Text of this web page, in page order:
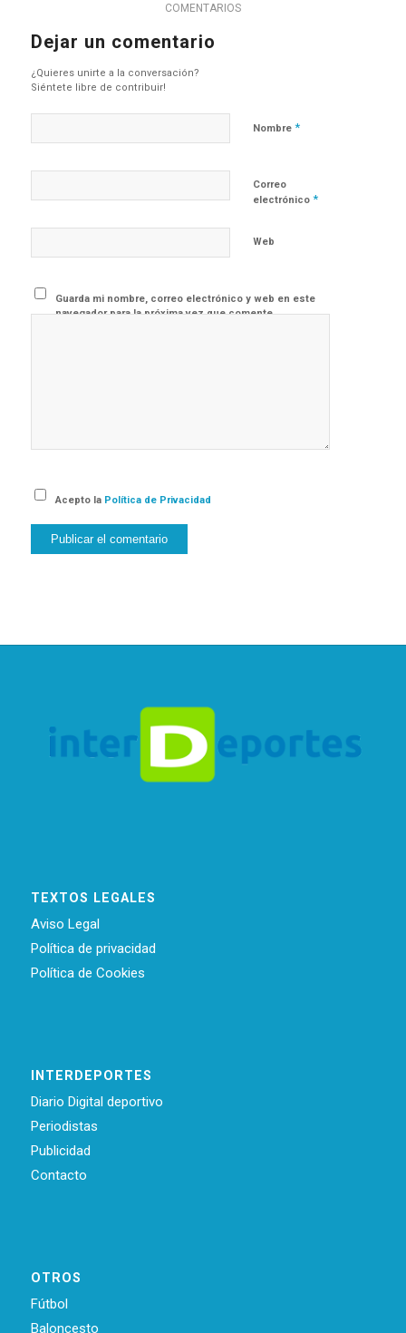
COMENTARIOS
Dejar un comentario
¿Quieres unirte a la conversación?
Siéntete libre de contribuir!
Nombre *
Correo
electrónico *
Web
Guarda mi nombre, correo electrónico y web en este
navegador para la próxima vez que comente.
Acepto la Política de Privacidad
TEXTOS LEGALES
Aviso Legal
Política de privacidad
Política de Cookies
INTERDEPORTES
Diario Digital deportivo
Periodistas
Publicidad
Contacto
OTROS
Fútbol
Baloncesto